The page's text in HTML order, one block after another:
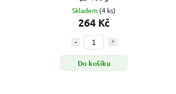
Skladem (4 ks)
264 Kč
Do košíku